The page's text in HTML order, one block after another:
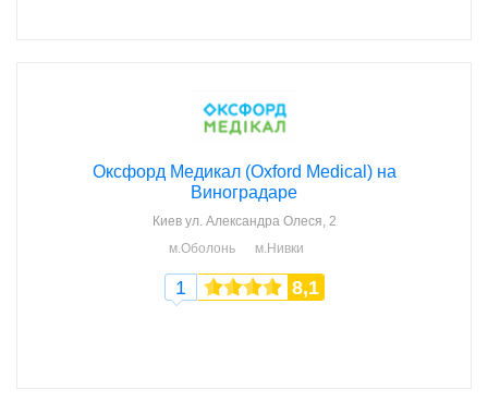
Оксфорд Медикал (Oxford Medical) на
Виноградаре
Киев ул. Александра Олеся, 2
м.Оболонь
м.Нивки
1 8,1